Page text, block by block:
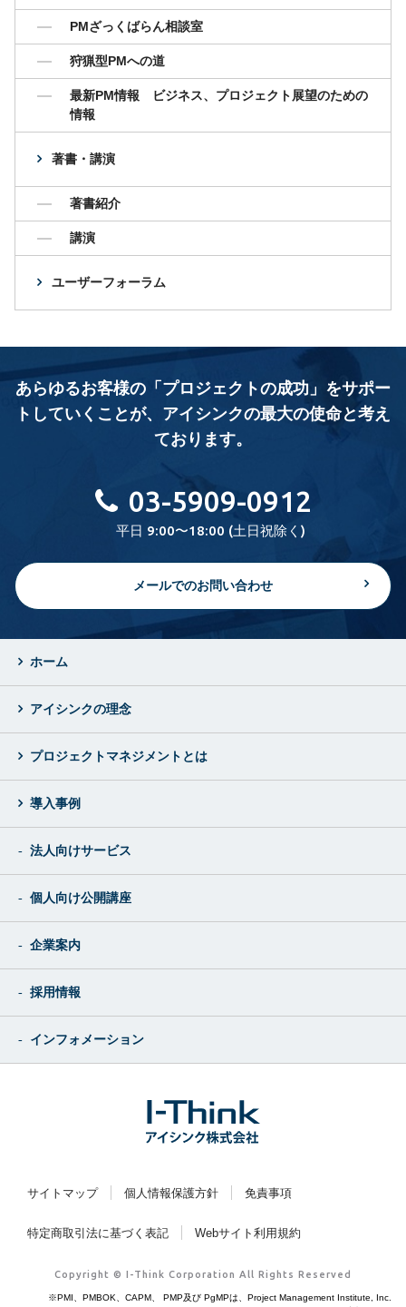
PMざっくばらん相談室
狩猟型PMへの道
最新PM情報 ビジネス、プロジェクト展望のための
情報
著書・講演
著書紹介
講演
ユーザーフォーラム
あらゆるお客様の「プロジェクトの成功」をサポー
トしていくことが、 アイシンクの最大の使命と考え
ております。
03-5909-0912
平日 9:00〜18:00 (土日祝除く)
メールでのお問い合わせ
ホーム
アイシンクの理念
プロジェクトマネジメントとは
導入事例
法人向けサービス
個人向け公開講座
企業案内
採用情報
インフォメーション
サイトマップ 個人情報保護方針 免責事項
特定商取引法に基づく表記 Webサイト利用規約
Copyright © I-Think Corporation All Rights Reserved
※PMI、PMBOK、CAPM、 PMP及び PgMPは、Project Management Institute, Inc.